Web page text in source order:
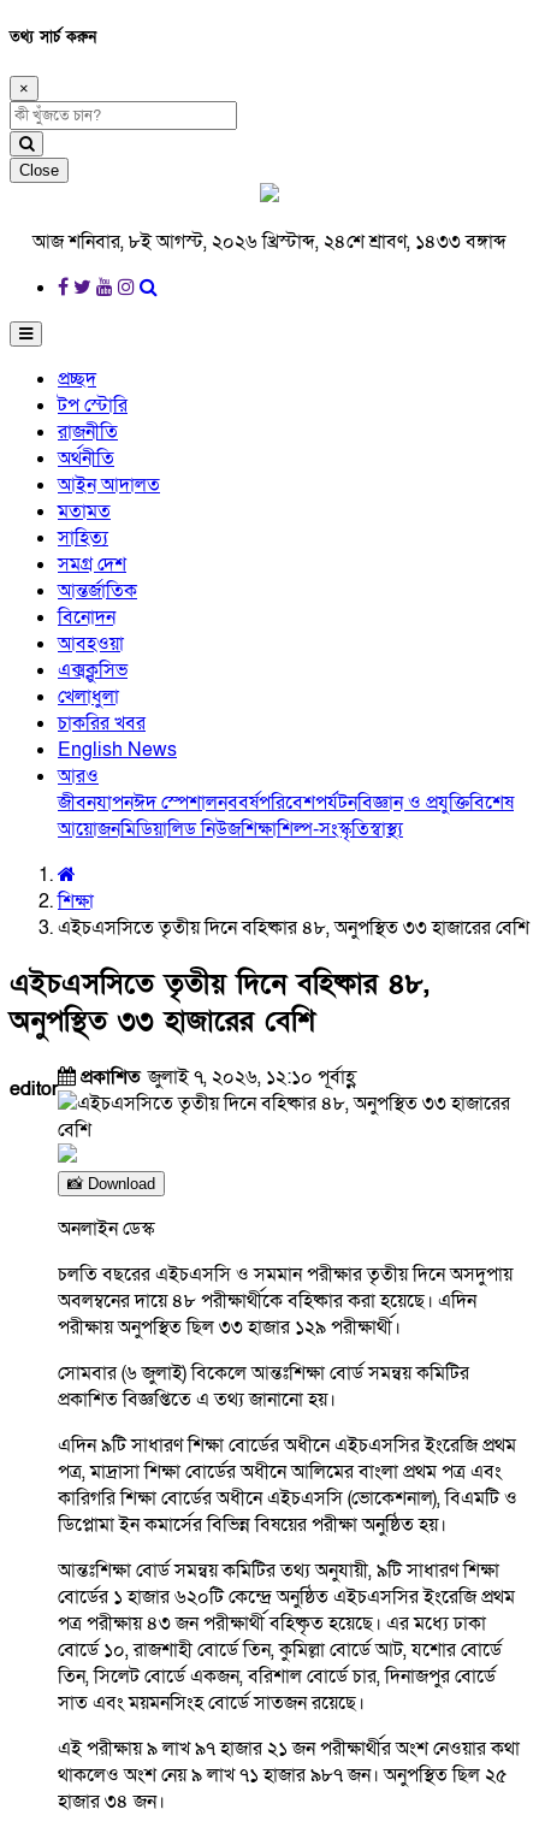
তথ্য সার্চ করুন
×
Close
আজ শনিবার, ৮ই আগস্ট, ২০২৬ খ্রিস্টাব্দ, ২৪শে শ্রাবণ, ১৪৩৩ বঙ্গাব্দ
প্রচ্ছদ
টপ স্টোরি
রাজনীতি
অর্থনীতি
আইন আদালত
মতামত
সাহিত্য
সমগ্র দেশ
আন্তর্জাতিক
বিনোদন
আবহওয়া
এক্সক্লুসিভ
খেলাধুলা
চাকরির খবর
English News
আরও
জীবনযাপনঈদ স্পেশালনববর্ষপরিবেশপর্যটনবিজ্ঞান ও প্রযুক্তিবিশেষ
আয়োজনমিডিয়ালিড নিউজশিক্ষাশিল্প-সংস্কৃতিস্বাস্থ্য
শিক্ষা
এইচএসসিতে তৃতীয় দিনে বহিষ্কার ৪৮, অনুপস্থিত ৩৩ হাজারের বেশি
এইচএসসিতে তৃতীয় দিনে বহিষ্কার ৪৮,
অনুপস্থিত ৩৩ হাজারের বেশি
editor প্রকাশিতজুলাই ৭, ২০২৬, ১২:১০ পূর্বাহ্ণ
📸 Download
অনলাইন ডেস্ক
চলতি বছরের এইচএসসি ও সমমান পরীক্ষার তৃতীয় দিনে অসদুপায়
অবলম্বনের দায়ে ৪৮ পরীক্ষার্থীকে বহিষ্কার করা হয়েছে। এদিন
পরীক্ষায় অনুপস্থিত ছিল ৩৩ হাজার ১২৯ পরীক্ষার্থী।
সোমবার (৬ জুলাই) বিকেলে আন্তঃশিক্ষা বোর্ড সমন্বয় কমিটির
প্রকাশিত বিজ্ঞপ্তিতে এ তথ্য জানানো হয়।
এদিন ৯টি সাধারণ শিক্ষা বোর্ডের অধীনে এইচএসসির ইংরেজি প্রথম
পত্র, মাদ্রাসা শিক্ষা বোর্ডের অধীনে আলিমের বাংলা প্রথম পত্র এবং
কারিগরি শিক্ষা বোর্ডের অধীনে এইচএসসি (ভোকেশনাল), বিএমটি ও
ডিপ্লোমা ইন কমার্সের বিভিন্ন বিষয়ের পরীক্ষা অনুষ্ঠিত হয়।
আন্তঃশিক্ষা বোর্ড সমন্বয় কমিটির তথ্য অনুযায়ী, ৯টি সাধারণ শিক্ষা
বোর্ডের ১ হাজার ৬২০টি কেন্দ্রে অনুষ্ঠিত এইচএসসির ইংরেজি প্রথম
পত্র পরীক্ষায় ৪৩ জন পরীক্ষার্থী বহিষ্কৃত হয়েছে। এর মধ্যে ঢাকা
বোর্ডে ১০, রাজশাহী বোর্ডে তিন, কুমিল্লা বোর্ডে আট, যশোর বোর্ডে
তিন, সিলেট বোর্ডে একজন, বরিশাল বোর্ডে চার, দিনাজপুর বোর্ডে
সাত এবং ময়মনসিংহ বোর্ডে সাতজন রয়েছে।
এই পরীক্ষায় ৯ লাখ ৯৭ হাজার ২১ জন পরীক্ষার্থীর অংশ নেওয়ার কথা
থাকলেও অংশ নেয় ৯ লাখ ৭১ হাজার ৯৮৭ জন। অনুপস্থিত ছিল ২৫
হাজার ৩৪ জন।